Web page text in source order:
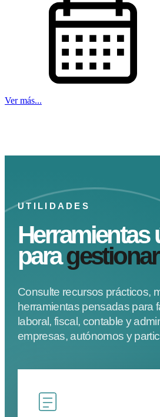
Ver más...
UTILIDADES
Herramientas
para
Consulte recursos prácticos,
herramientas pensadas para
laboral, fiscal, contable y
empresas, autónomos y